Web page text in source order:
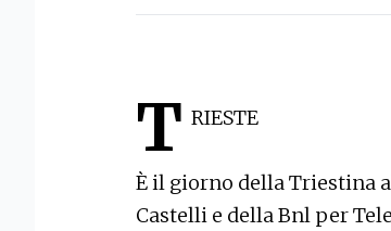
T RIESTE
È il giorno della Triestina
Castelli e della Bnl per